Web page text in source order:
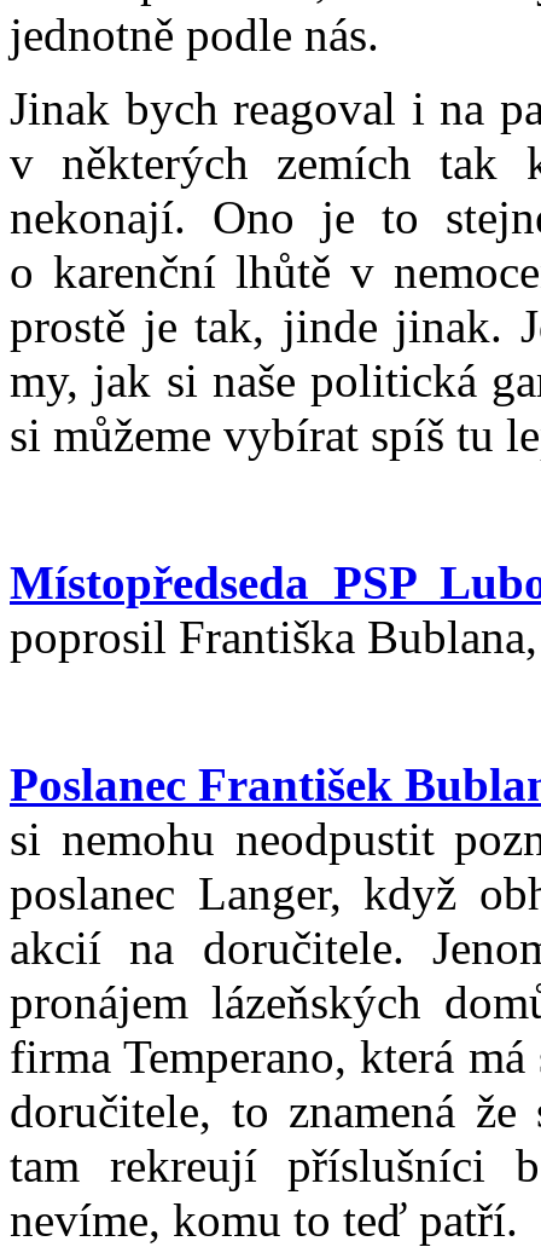
jednotně podle nás.
Jinak bych reagoval i na
v některých zemích tak
nekonají. Ono je to
o karenční lhůtě v
prostě je tak, jinde jinak.
my, jak si naše politická
si můžeme vybírat spíš tu
Místopředseda PSP
poprosil Františka
Poslanec František
si nemohu neodpustit
poslanec Langer, když
akcií na doručitele.
pronájem lázeňských
firma Temperano, která
doručitele, to znamená
tam rekreují příslušníci
nevíme, komu to teď patří.